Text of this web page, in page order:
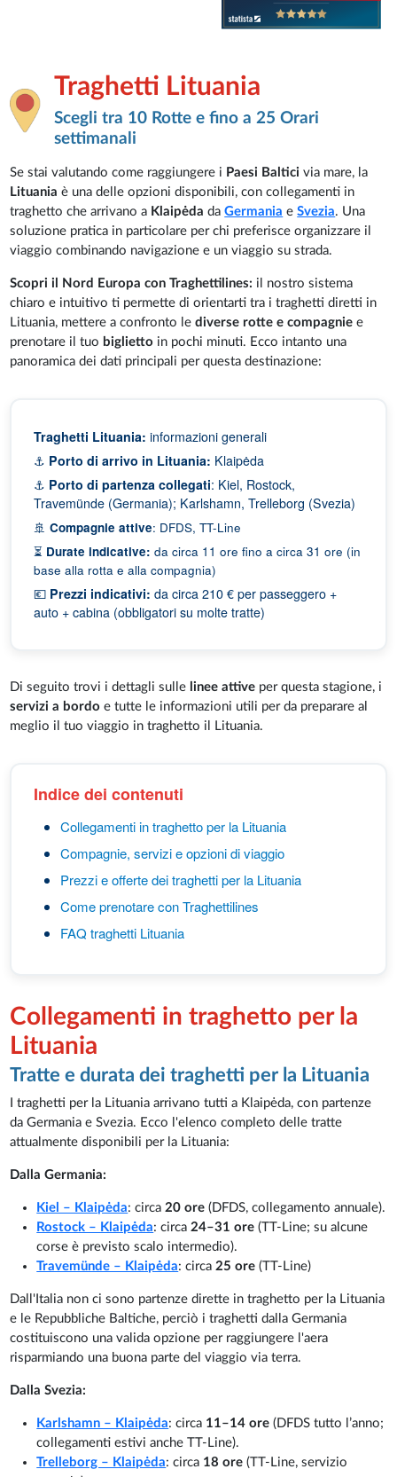
Traghetti Lituania
Scegli tra 10 Rotte e fino a 25 Orari
settimanali
Se stai valutando come raggiungere i Paesi Baltici via mare, la
Lituaniaè una delle opzioni disponibili, con collegamenti in
traghetto che arrivano a KlaipėdadaGermania eSvezia. Una
soluzione pratica in particolare per chi preferisce organizzare il
viaggio combinando navigazione e un viaggio su strada.
Scopri il Nord Europa con Traghettilines: il nostro sistema
chiaro e intuitivo ti permette di orientarti tra i traghetti diretti in
Lituania, mettere a confronto lediverse rotte e compagnie e
prenotare il tuo biglietto in pochi minuti. Ecco intanto una
panoramica dei dati principali per questa destinazione:
Traghetti Lituania:informazioni generali
⚓ Porto di arrivo in Lituania: Klaipėda
⚓ Porto di partenza collegati: Kiel, Rostock,
Travemünde (Germania); Karlshamn, Trelleborg (Svezia)
🚢Compagnie attive: DFDS, TT-Line
⏳ Durate indicative: da circa 11 ore fino a circa31 ore (in
base alla rotta e alla compagnia)
💶 Prezzi indicativi: da circa 210 € per passeggero +
auto + cabina (obbligatori su molte tratte)
Di seguito trovi i dettagli sulle linee attive per questa stagione, i
servizi a bordo e tutte le informazioni utili per da preparare al
meglio il tuo viaggio in traghetto il Lituania.
Indice dei contenuti
Collegamenti in traghetto per la Lituania
Compagnie, servizi e opzioni di viaggio
Prezzi e offerte dei traghetti per la Lituania
Come prenotare con Traghettilines
FAQ traghetti Lituania
Collegamenti in traghetto per la
Lituania
Tratte e durata dei traghetti per la Lituania
I traghetti per la Lituania arrivano tutti a Klaipėda, con partenze
da Germania e Svezia. Ecco l'elenco completo delle tratte
attualmente disponibili per la Lituania:
Dalla Germania:
Kiel – Klaipėda: circa 20 ore (DFDS, collegamento annuale).
Rostock – Klaipėda: circa 24–31 ore (TT-Line; su alcune
corse è previsto scalo intermedio).
Travemünde – Klaipėda: circa 25 ore (TT-Line)
Dall'Italia non ci sono partenze dirette in traghetto per la Lituania
e le Repubbliche Baltiche, perciò i traghetti dalla Germania
costituiscono una valida opzione per raggiungere l'aera
risparmiando una buona parte del viaggio via terra.
Dalla Svezia:
Karlshamn – Klaipėda: circa 11–14 ore (DFDS tutto l’anno;
collegamenti estivi anche TT-Line).
Trelleborg – Klaipėda: circa 18 ore (TT-Line, servizio